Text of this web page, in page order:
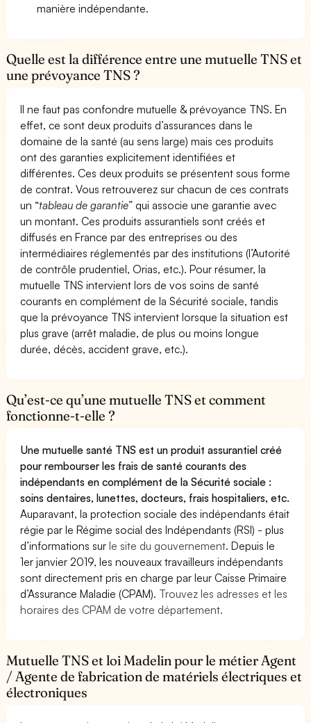
manière indépendante.
Quelle est la différence entre une mutuelle TNS et
une prévoyance TNS ?
Il ne faut pas confondre mutuelle & prévoyance TNS. En
effet, ce sont deux produits d’assurances dans le
domaine de la santé (au sens large) mais ces produits
ont des garanties explicitement identifiées et
différentes. Ces deux produits se présentent sous forme
de contrat. Vous retrouverez sur chacun de ces contrats
un “tableau de garantie” qui associe une garantie avec
un montant. Ces produits assurantiels sont créés et
diffusés en France par des entreprises ou des
intermédiaires réglementés par des institutions (l’Autorité
de contrôle prudentiel, Orias, etc.). Pour résumer, la
mutuelle TNS intervient lors de vos soins de santé
courants en complément de la Sécurité sociale, tandis
que la prévoyance TNS intervient lorsque la situation est
plus grave (arrêt maladie, de plus ou moins longue
durée, décès, accident grave, etc.).
Qu’est-ce qu’une mutuelle TNS et comment
fonctionne-t-elle ?
Une mutuelle santé TNS est un produit assurantiel créé
pour rembourser les frais de santé courants des
indépendants en complément de la Sécurité sociale :
soins dentaires, lunettes, docteurs, frais hospitaliers, etc.
Auparavant, la protection sociale des indépendants était
régie par le Régime social des Indépendants (RSI) - plus
d’informations surle site du gouvernement. Depuis le
1er janvier 2019, les nouveaux travailleurs indépendants
sont directement pris en charge par leur Caisse Primaire
d’Assurance Maladie (CPAM). Trouvez les adresses et les
horaires des CPAM de votre département.
Mutuelle TNS et loi Madelin pour le métier Agent
/ Agente de fabrication de matériels électriques et
électroniques